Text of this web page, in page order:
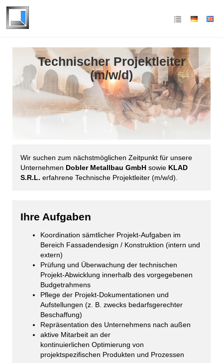
Technischer Projektleiter
(m/w/d)
Wir suchen zum nächstmöglichen Zeitpunkt für unsere
Unternehmen Dobler Metallbau GmbH sowie KLAD
S.R.L. erfahrene Technische Projektleiter (m/w/d).
Ihre Aufgaben
Koordination sämtlicher Projekt-Aufgaben im
Bereich Fassadendesign / Konstruktion (intern und
extern)
Prüfung und Überwachung der technischen
Projekt-Abwicklung innerhalb des vorgegebenen
Budgetrahmens
Pflege der Projekt-Dokumentationen und
Aufstellungen (z. B. zwecks bedarfsgerechter
Beschaffung)
Repräsentation des Unternehmens nach außen
aktive Mitarbeit an der
kontinuierlichen Optimierung von
projektspezifischen Produkten und Prozessen